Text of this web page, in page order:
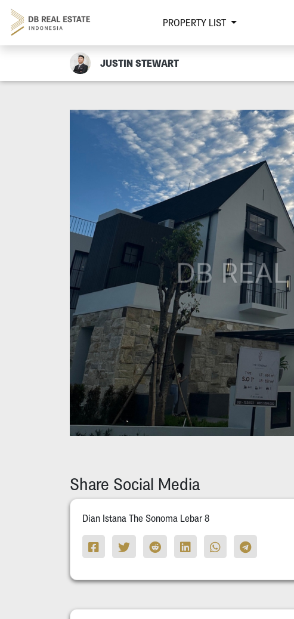
PROPERTY LIST
JUSTIN STEWART
Share Social Media
Dian Istana The Sonoma Lebar 8